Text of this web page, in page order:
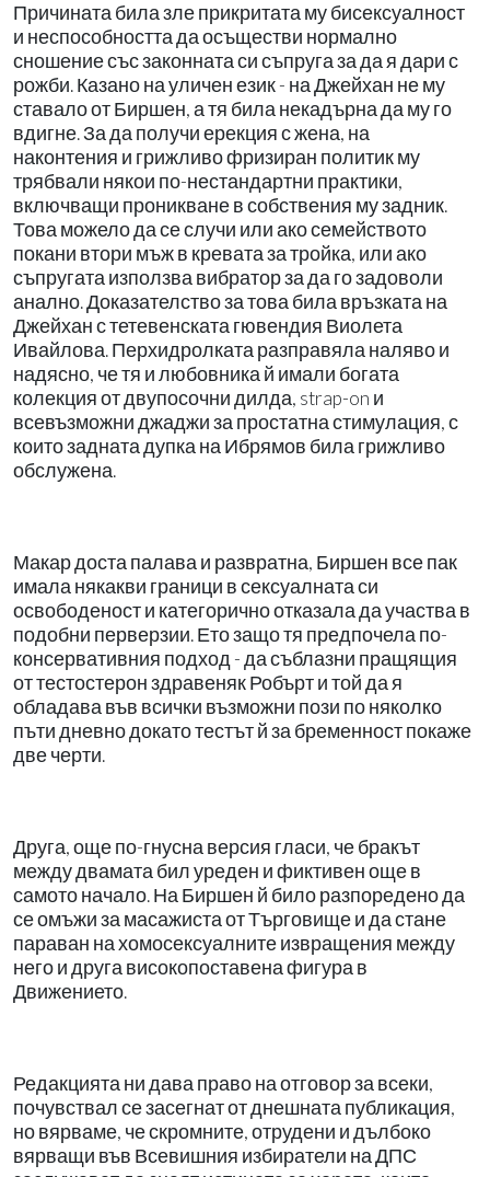
Причината била зле прикритата му бисексуалност
и неспособността да осъществи нормално
сношение със законната си съпруга за да я дари с
рожби. Казано на уличен език - на Джейхан не му
ставало от Биршен, а тя била некадърна да му го
вдигне. За да получи ерекция с жена, на
наконтения и грижливо фризиран политик му
трябвали някои по-нестандартни практики,
включващи проникване в собствения му задник.
Това можело да се случи или ако семейството
покани втори мъж в кревата за тройка, или ако
съпругата използва вибратор за да го задоволи
анално. Доказателство за това била връзката на
Джейхан с тетевенската гювендия Виолета
Ивайлова. Перхидролката разправяла наляво и
надясно, че тя и любовника й имали богата
колекция от двупосочни дилда, strap-on и
всевъзможни джаджи за простатна стимулация, с
които задната дупка на Ибрямов била грижливо
обслужена.
Макар доста палава и развратна, Биршен все пак
имала някакви граници в сексуалната си
освободеност и категорично отказала да участва в
подобни перверзии. Ето защо тя предпочела по-
консервативния подход - да съблазни пращящия
от тестостерон здравеняк Робърт и той да я
обладава във всички възможни пози по няколко
пъти дневно докато тестът й за бременност покаже
две черти.
Друга, още по-гнусна версия гласи, че бракът
между двамата бил уреден и фиктивен още в
самото начало. На Биршен й било разпоредено да
се омъжи за масажиста от Търговище и да стане
параван на хомосексуалните извращения между
него и друга високопоставена фигура в
Движението.
Редакцията ни дава право на отговор за всеки,
почувствал се засегнат от днешната публикация,
но вярваме, че скромните, отрудени и дълбоко
вярващи във Всевишния избиратели на ДПС